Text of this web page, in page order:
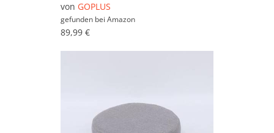
von GOPLUS
gefunden bei Amazon
89,99 €